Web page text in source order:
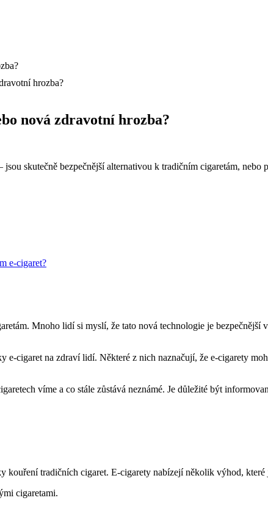
hrozba?
nová zdravotní hrozba?
skutečně bezpečnější alternativou k tradičním cigaretám,
e-cigaret?
Mnoho lidí si myslí, že tato nová technologie je
cigaret na zdraví lidí. Některé z nich naznačují, že e-cigarety
víme a co stále zůstává neznámé. Je důležité být
kouření tradičních cigaret. E-cigarety nabízejí několik výhod,
cigaretami.